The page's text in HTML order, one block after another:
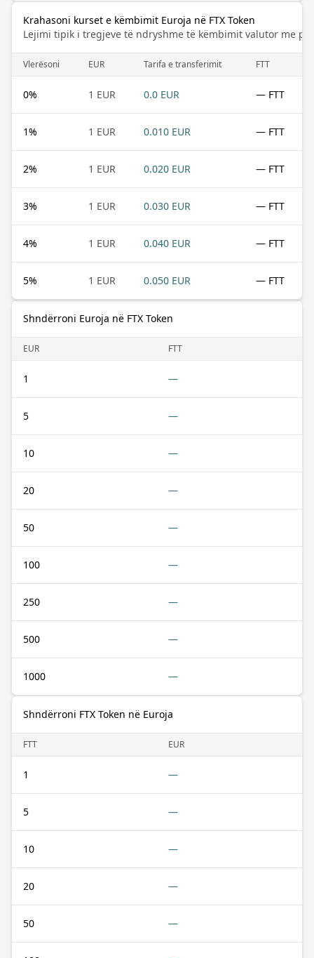
Krahasoni kurset e këmbimit Euroja në FTX Token
Lejimi tipik i tregjeve të ndryshme të këmbimit valutor me
Vlerësoni EUR Tarifa e transferimit FTT
0% 1 EUR 0.0 EUR — FTT
1% 1 EUR 0.010 EUR — FTT
2% 1 EUR 0.020 EUR — FTT
3% 1 EUR 0.030 EUR — FTT
4% 1 EUR 0.040 EUR — FTT
5% 1 EUR 0.050 EUR — FTT
Shndërroni Euroja në FTX Token
EUR FTT
1 —
5 —
10 —
20 —
50 —
100 —
250 —
500 —
1000 —
Shndërroni FTX Token në Euroja
FTT EUR
1 —
5 —
10 —
20 —
50 —